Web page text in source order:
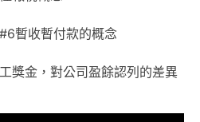
暫收暫付款的概念
獎金，對公司盈餘認列的差異